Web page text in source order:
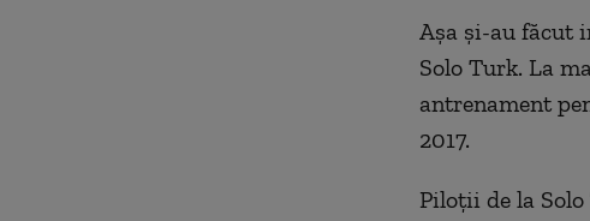
Aşa şi-au făcut
Solo Turk. La
antrenament
2017.
Piloții de la